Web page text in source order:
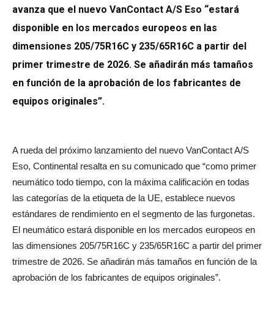
avanza que el nuevo VanContact A/S Eso “estará
disponible en los mercados europeos en las
dimensiones 205/75R16C y 235/65R16C a partir del
primer trimestre de 2026. Se añadirán más tamaños
en función de la aprobación de los fabricantes de
equipos originales”.
A rueda del próximo lanzamiento del nuevo VanContact A/S
Eso, Continental resalta en su comunicado que “como primer
neumático todo tiempo, con la máxima calificación en todas
las categorías de la etiqueta de la UE, establece nuevos
estándares de rendimiento en el segmento de las furgonetas.
El neumático estará disponible en los mercados europeos en
las dimensiones 205/75R16C y 235/65R16C a partir del primer
trimestre de 2026. Se añadirán más tamaños en función de la
aprobación de los fabricantes de equipos originales”.